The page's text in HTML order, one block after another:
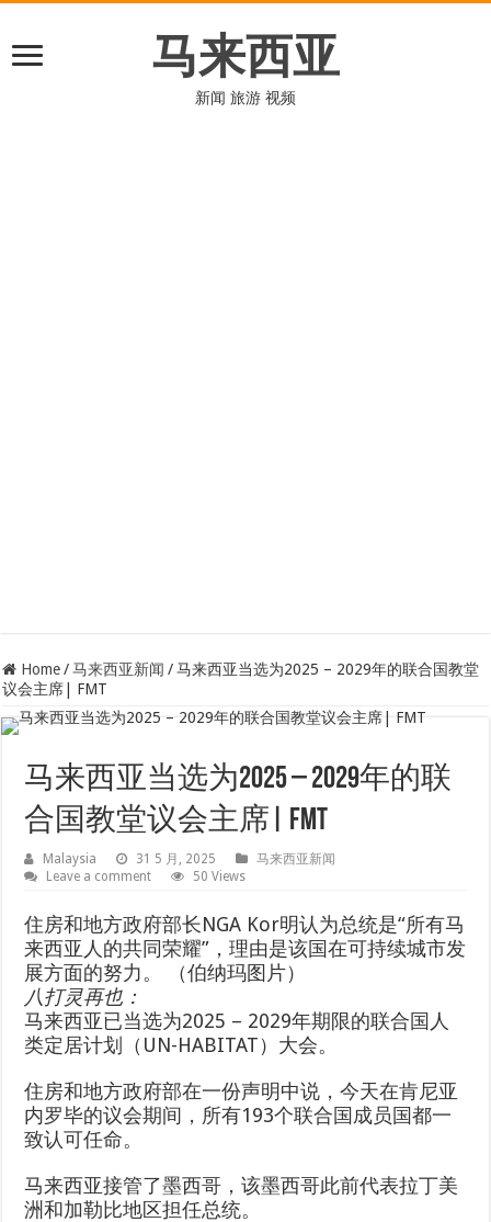
马来西亚
新闻 旅游 视频
Home / 马来西亚新闻 / 马来西亚当选为2025 – 2029年的联合国教堂
议会主席| FMT
马来西亚当选为2025 – 2029年的联
合国教堂议会主席| FMT
Malaysia 31 5 月, 2025
马来西亚新闻
Leave a comment
50 Views
住房和地方政府部长NGA Kor明认为总统是“所有马
来西亚人的共同荣耀”，理由是该国在可持续城市发
展方面的努力。 （伯纳玛图片）
八打灵再也 ：
马来西亚已当选为2025 – 2029年期限的联合国人
类定居计划（UN-HABITAT）大会。
住房和地方政府部在一份声明中说，今天在肯尼亚
内罗毕的议会期间，所有193个联合国成员国都一
致认可任命。
马来西亚接管了墨西哥，该墨西哥此前代表拉丁美
洲和加勒比地区担任总统。